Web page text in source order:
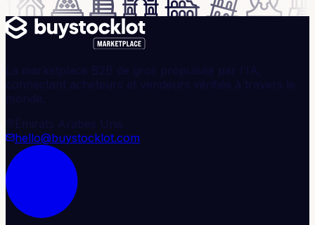
La marketplace B2B de gros propulsée par l'IA,
connectant acheteurs et vendeurs vérifiés à travers le
monde.
Émirats Arabes Unis
hello@buystocklot.com